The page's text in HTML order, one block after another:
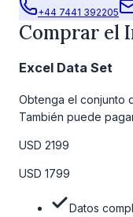
+44 7441 392205
Comprar el
Excel Data Set
Obtenga el conjunto
También puede
la tabla de precios a
USD 2199
USD 1799
Datos